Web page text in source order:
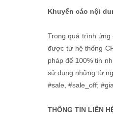
Khuyến cáo nội
Trong quá trình ứng
được từ hệ thống
pháp để 100% tin
sử dụng những từ
#sale, #sale_off;
THÔNG TIN LIÊN